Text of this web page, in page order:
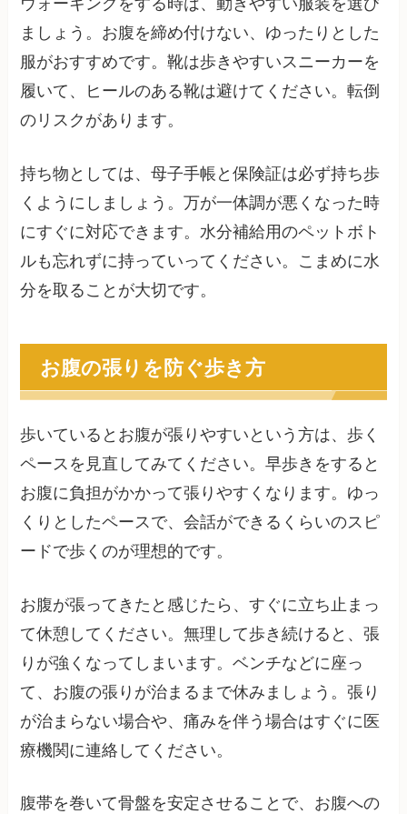
ウォーキングをする時は、動きやすい服装を選び
ましょう。お腹を締め付けない、ゆったりとした
服がおすすめです。靴は歩きやすいスニーカーを
履いて、ヒールのある靴は避けてください。転倒
のリスクがあります。
持ち物としては、母子手帳と保険証は必ず持ち歩
くようにしましょう。万が一体調が悪くなった時
にすぐに対応できます。水分補給用のペットボト
ルも忘れずに持っていってください。こまめに水
分を取ることが大切です。
お腹の張りを防ぐ歩き方
歩いているとお腹が張りやすいという方は、歩く
ペースを見直してみてください。早歩きをすると
お腹に負担がかかって張りやすくなります。ゆっ
くりとしたペースで、会話ができるくらいのスピ
ードで歩くのが理想的です。
お腹が張ってきたと感じたら、すぐに立ち止まっ
て休憩してください。無理して歩き続けると、張
りが強くなってしまいます。ベンチなどに座っ
て、お腹の張りが治まるまで休みましょう。張り
が治まらない場合や、痛みを伴う場合はすぐに医
療機関に連絡してください。
腹帯を巻いて骨盤を安定させることで、お腹への